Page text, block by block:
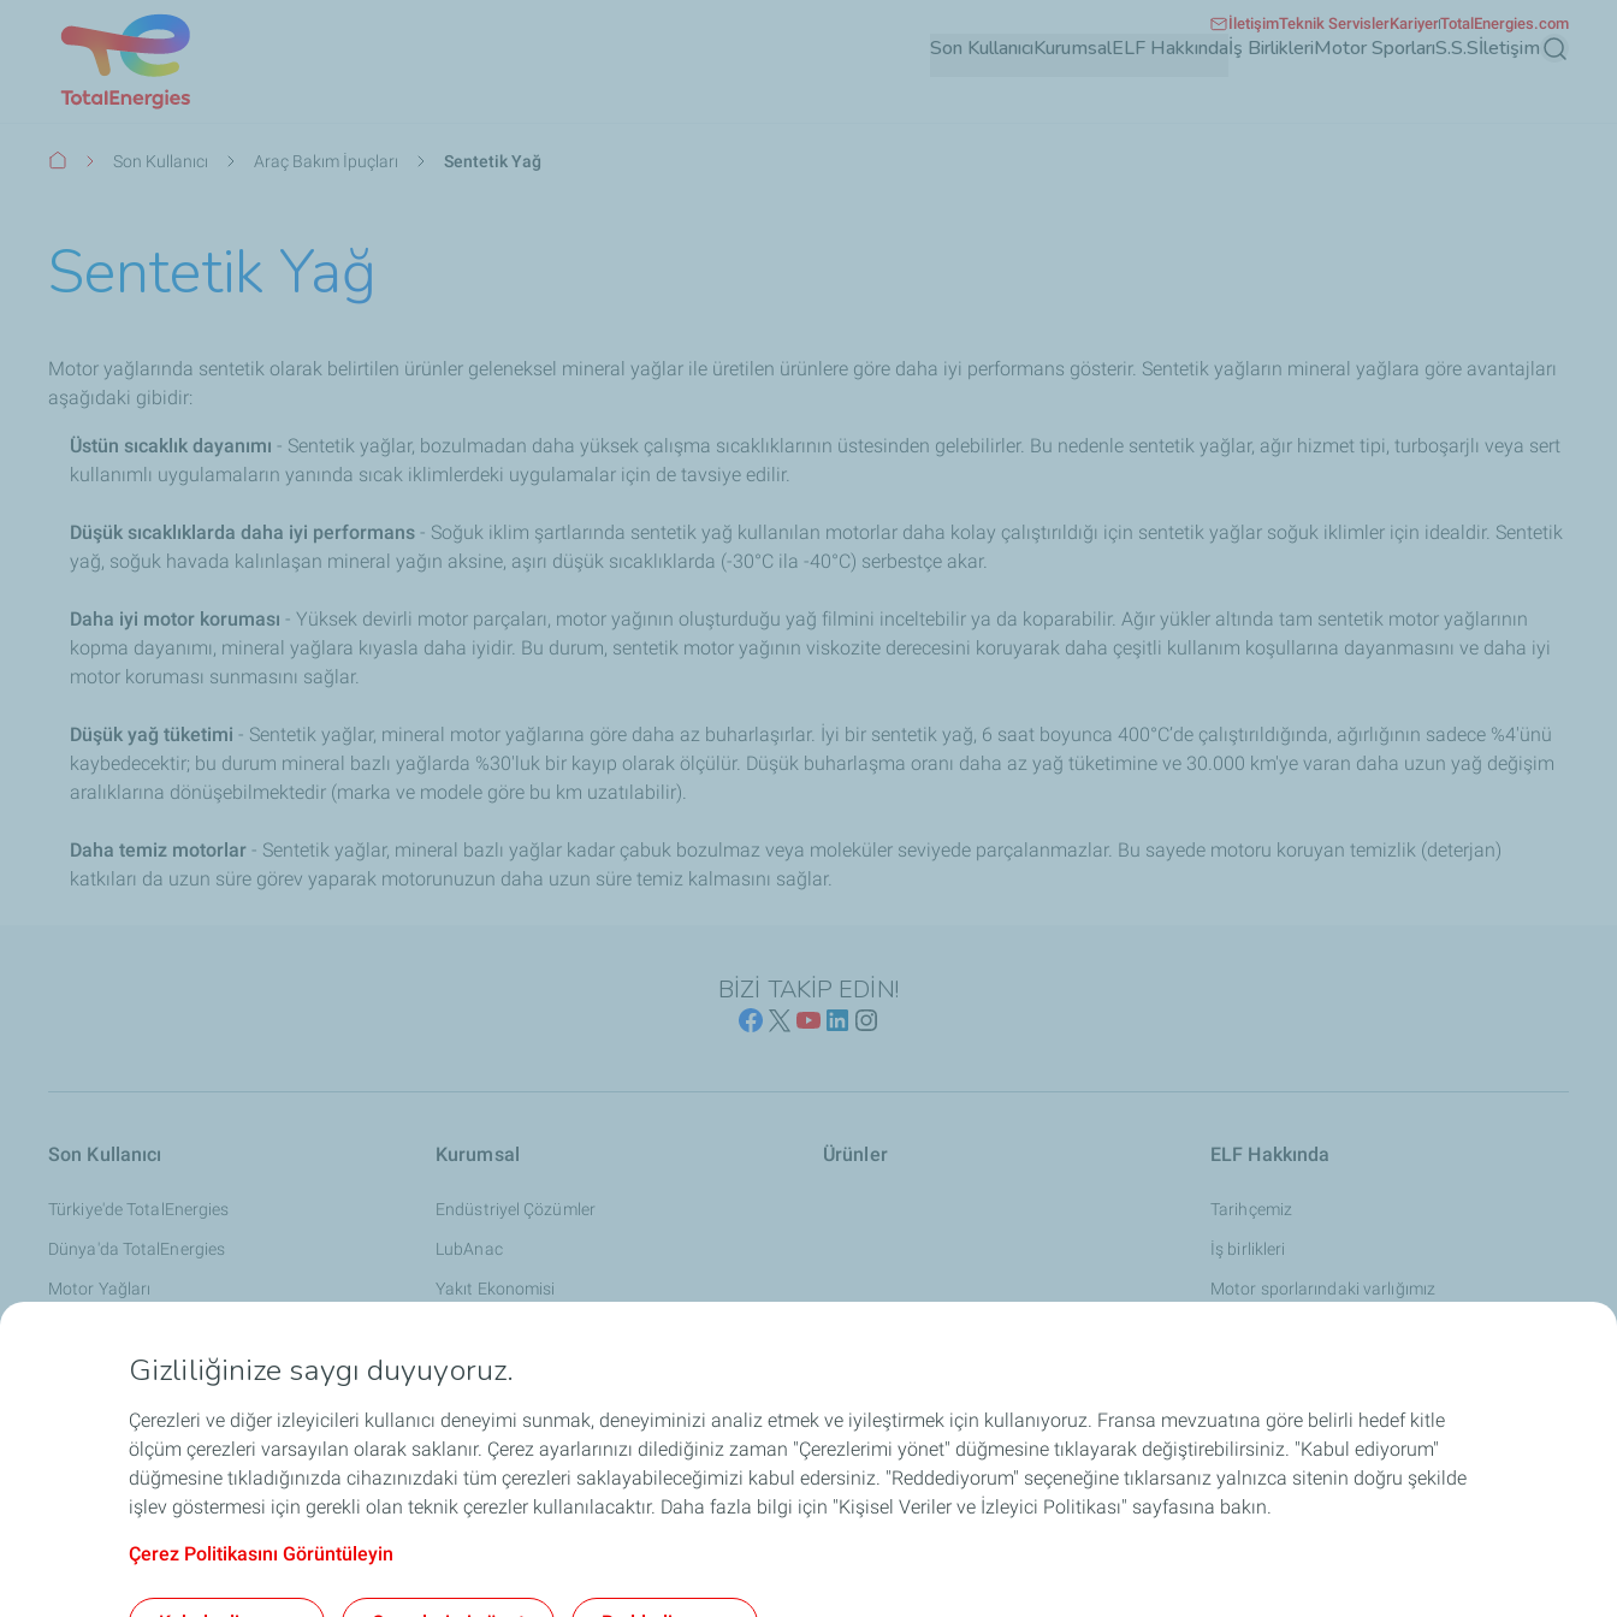
Son KullanıcıKurumsalELF Hakkındaİş BirlikleriMotor SporlarıS.S.Sİletişim Ara
İletişimTeknik ServislerKariyerTotalEnergies.com
Sayfa
Son Kullanıcı Araç Bakım İpuçları Sentetik Yağ
Sentetik Yağ
Motor yağlarında sentetik olarak belirtilen ürünler geleneksel mineral yağlar ile üretilen ürünlere göre daha iyi performans gösterir. Sentetik yağların mineral yağlara göre avantajları
aşağıdaki gibidir:
Üstün sıcaklık dayanımı - Sentetik yağlar, bozulmadan daha yüksek çalışma sıcaklıklarının üstesinden gelebilirler. Bu nedenle sentetik yağlar, ağır hizmet tipi, turboşarjlı veya sert
kullanımlı uygulamaların yanında sıcak iklimlerdeki uygulamalar için de tavsiye edilir.
Düşük sıcaklıklarda daha iyi performans - Soğuk iklim şartlarında sentetik yağ kullanılan motorlar daha kolay çalıştırıldığı için sentetik yağlar soğuk iklimler için idealdir. Sentetik
yağ, soğuk havada kalınlaşan mineral yağın aksine, aşırı düşük sıcaklıklarda (-30°C ila -40°C) serbestçe akar.
Daha iyi motor koruması - Yüksek devirli motor parçaları, motor yağının oluşturduğu yağ filmini inceltebilir ya da koparabilir. Ağır yükler altında tam sentetik motor yağlarının
kopma dayanımı, mineral yağlara kıyasla daha iyidir. Bu durum, sentetik motor yağının viskozite derecesini koruyarak daha çeşitli kullanım koşullarına dayanmasını ve daha iyi
motor koruması sunmasını sağlar.
Düşük yağ tüketimi - Sentetik yağlar, mineral motor yağlarına göre daha az buharlaşırlar. İyi bir sentetik yağ, 6 saat boyunca 400°C’de çalıştırıldığında, ağırlığının sadece %4'ünü
kaybedecektir; bu durum mineral bazlı yağlarda %30'luk bir kayıp olarak ölçülür. Düşük buharlaşma oranı daha az yağ tüketimine ve 30.000 km'ye varan daha uzun yağ değişim
aralıklarına dönüşebilmektedir (marka ve modele göre bu km uzatılabilir).
Daha temiz motorlar - Sentetik yağlar, mineral bazlı yağlar kadar çabuk bozulmaz veya moleküler seviyede parçalanmazlar. Bu sayede motoru koruyan temizlik (deterjan)
katkıları da uzun süre görev yaparak motorunuzun daha uzun süre temiz kalmasını sağlar.
BİZİ TAKİP EDİN!
Son Kullanıcı
Türkiye'de TotalEnergies​
Dünya'da TotalEnergies
Motor Yağları
Araç Bakım İpuçları
Kurumsal
Endüstriyel Çözümler
LubAnac
Yakıt Ekonomisi
Satış Koşulları
Ürünler ELF Hakkında
Tarihçemiz
İş birlikleri
Motor sporlarındaki varlığımız
İş Birlikleri Motor Sporları S.S.S İletişim
SEVESO Kişisel Verilerin Korunması Yasal Uyarı Erişilebilirlik: kısmen uyumlu
Gizliliğinize saygı duyuyoruz.
Çerezleri ve diğer izleyicileri kullanıcı deneyimi sunmak, deneyiminizi analiz etmek ve iyileştirmek için kullanıyoruz. Fransa mevzuatına göre belirli hedef kitle
ölçüm çerezleri varsayılan olarak saklanır. Çerez ayarlarınızı dilediğiniz zaman "Çerezlerimi yönet" düğmesine tıklayarak değiştirebilirsiniz. "Kabul ediyorum"
düğmesine tıkladığınızda cihazınızdaki tüm çerezleri saklayabileceğimizi kabul edersiniz. "Reddediyorum" seçeneğine tıklarsanız yalnızca sitenin doğru şekilde
işlev göstermesi için gerekli olan teknik çerezler kullanılacaktır. Daha fazla bilgi için "Kişisel Veriler ve İzleyici Politikası" sayfasına bakın.
Çerez Politikasını Görüntüleyin